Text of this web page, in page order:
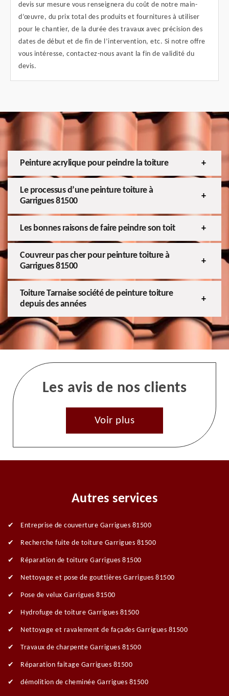
devis sur mesure vous renseignera du coût de notre main-
d’œuvre, du prix total des produits et fournitures à utiliser
pour le chantier, de la durée des travaux avec précision des
dates de début et de fin de l’intervention, etc. Si notre offre
vous intéresse, contactez-nous avant la fin de validité du
devis.
Peinture acrylique pour peindre la toiture
Le processus d’une peinture toiture à
Garrigues 81500
Les bonnes raisons de faire peindre son toit
Couvreur pas cher pour peinture toiture à
Garrigues 81500
Toiture Tarnaise société de peinture toiture
depuis des années
Les avis de nos clients
Voir plus
Autres services
Entreprise de couverture Garrigues 81500
Recherche fuite de toiture Garrigues 81500
Réparation de toiture Garrigues 81500
Nettoyage et pose de gouttières Garrigues 81500
Pose de velux Garrigues 81500
Hydrofuge de toiture Garrigues 81500
Nettoyage et ravalement de façades Garrigues 81500
Travaux de charpente Garrigues 81500
Réparation faitage Garrigues 81500
démolition de cheminée Garrigues 81500